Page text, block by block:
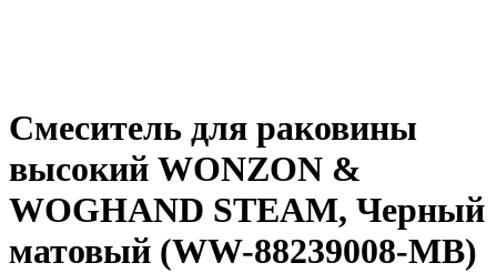
Смеситель для раковины
высокий WONZON &
WOGHAND STEAM, Черный
матовый (WW-88239008-MB)